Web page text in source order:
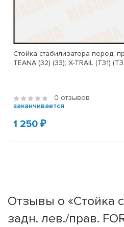
Стойка стабилизатора перед.
TEANA (32) (33); X-TRAIL (T31)
0 отзывов
заканчивается
1 250 ₽
Отзывы о «Стойка
задн. лев./прав.